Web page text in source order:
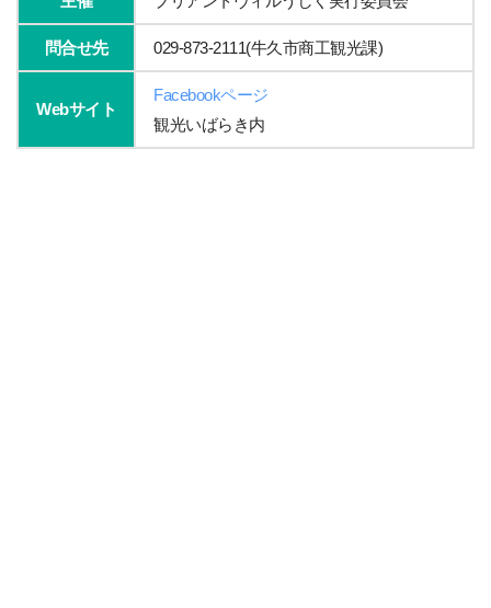
問合せ先 029-873-2111(牛久市商工観光課)
Webサイト
Facebookページ
観光いばらき内